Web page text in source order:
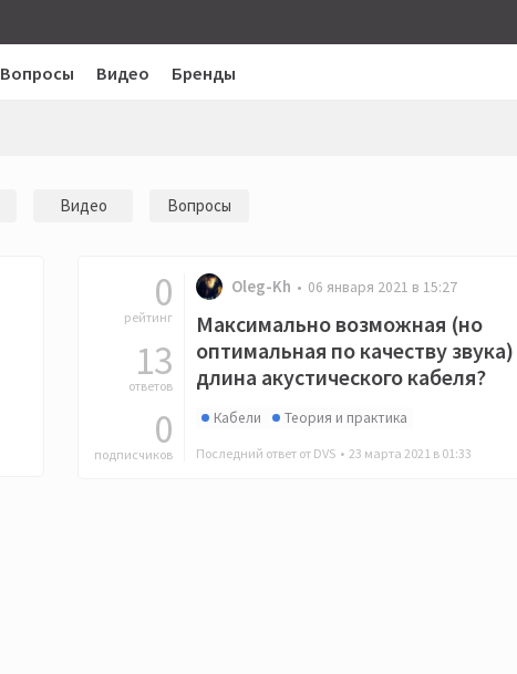
Вопросы Видео Бренды
Видео Вопросы
0
рейтинг
13
ответов
0
подписчиков
Oleg-Kh 06 января 2021 в 15:27
Максимально возможная (но
оптимальная по качеству звука)
длина акустического кабеля?
Кабели Теория и практика
Последний ответ от DVS • 23 марта 2021 в 01:33